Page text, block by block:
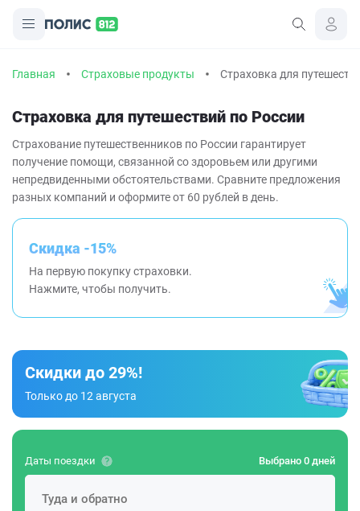
Главная Страховые продукты Страховка для
Страховка для путешествий по России
Страхование путешественников по России гарантирует
получение помощи, связанной со здоровьем или другими
непредвиденными обстоятельствами. Сравните предложения
разных компаний и оформите от 60 рублей в день.
Скидка -15%
На первую покупку страховки.
Нажмите, чтобы получить.
Скидки до 29%!
Только до 12 августа
Даты поездки Выбрано 0 дней